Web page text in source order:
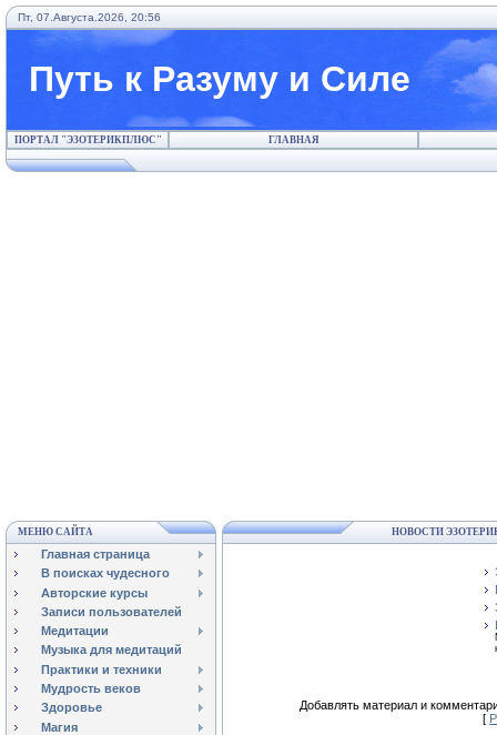
Пт, 07.Августа.2026, 20:56
Путь к Разуму и Силе
ПОРТАЛ "ЭЗОТЕРИКПЛЮС" ГЛАВНАЯ
МЕНЮ САЙТА
Главная страница
В поисках чудесного
Авторские курсы
Записи пользователей
Медитации
Музыка для медитаций
Практики и техники
Мудрость веков
Здоровье
Магия
НОВОСТИ
Добавлять материал и
[